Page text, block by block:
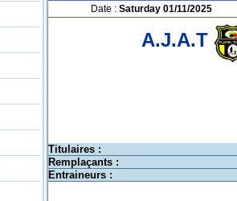
Date : Saturday 01/11/2025
A.J.A.T
Titulaires :
Remplaçants :
Entraineurs :